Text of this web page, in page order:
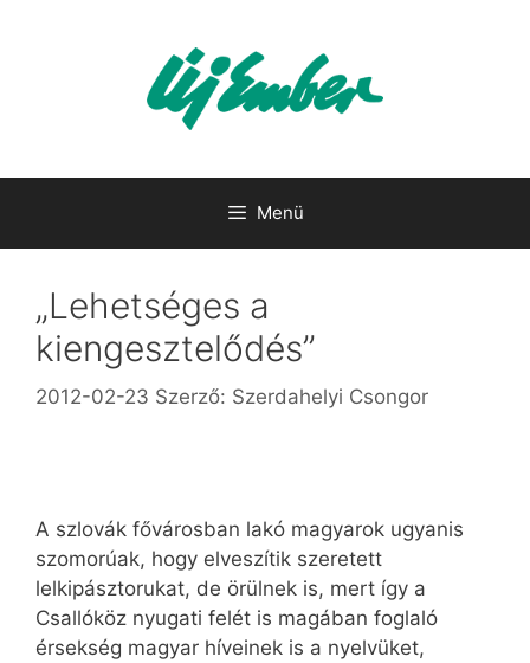
Menü
„Lehetséges a
kiengesztelődés”
2012-02-23 Szerző: Szerdahelyi Csongor
A szlovák fővárosban lakó magyarok ugyanis
szomorúak, hogy elveszítik szeretett
lelkipásztorukat, de örülnek is, mert így a
Csallóköz nyugati felét is magában foglaló
érsekség magyar híveinek is a nyelvüket,